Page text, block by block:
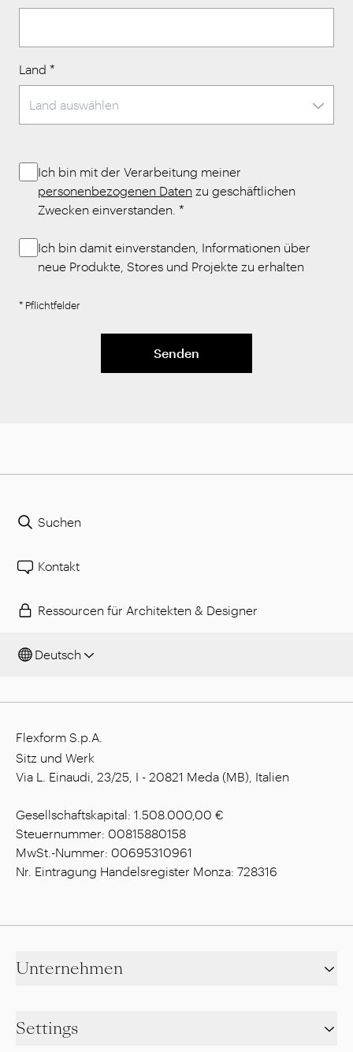
Land *
Ich bin mit der Verarbeitung meiner
personenbezogenen Daten zu geschäftlichen
Zwecken einverstanden. *
Ich bin damit einverstanden, Informationen über
neue Produkte, Stores und Projekte zu erhalten
* Pflichtfelder
Senden
Suchen
Kontakt
Ressourcen für Architekten & Designer
Deutsch
Flexform S.p.A.
Sitz und Werk
Via L. Einaudi, 23/25, I - 20821 Meda (MB), Italien
Gesellschaftskapital: 1.508.000,00 €
Steuernummer: 00815880158
MwSt.-Nummer: 00695310961
Nr. Eintragung Handelsregister Monza: 728316
Unternehmen
Settings